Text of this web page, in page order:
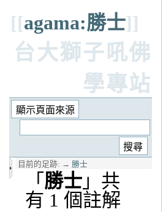
[[agama:勝士]]
台大獅子吼佛
學專站
目前的足跡: → 勝士
「 勝士 」共
有 1 個註解